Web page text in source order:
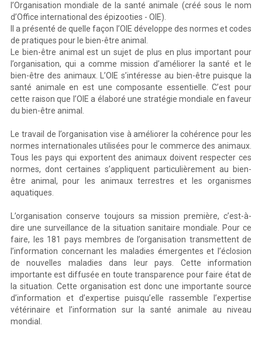
l’Organisation mondiale de la santé animale (créé sous le nom
d’Office international des épizooties - OIE).
Il a présenté de quelle façon l’OIE développe des normes et codes
de pratiques pour le bien-être animal.
Le bien-être animal est un sujet de plus en plus important pour
l’organisation, qui a comme mission d’améliorer la santé et le
bien-être des animaux. L’OIE s’intéresse au bien-être puisque la
santé animale en est une composante essentielle. C’est pour
cette raison que l’OIE a élaboré une stratégie mondiale en faveur
du bien-être animal.
Le travail de l’organisation vise à améliorer la cohérence pour les
normes internationales utilisées pour le commerce des animaux.
Tous les pays qui exportent des animaux doivent respecter ces
normes, dont certaines s’appliquent particulièrement au bien-
être animal, pour les animaux terrestres et les organismes
aquatiques.
L’organisation conserve toujours sa mission première, c’est-à-
dire une surveillance de la situation sanitaire mondiale. Pour ce
faire, les 181 pays membres de l’organisation transmettent de
l’information concernant les maladies émergentes et l’éclosion
de nouvelles maladies dans leur pays. Cette information
importante est diffusée en toute transparence pour faire état de
la situation. Cette organisation est donc une importante source
d’information et d’expertise puisqu’elle rassemble l’expertise
vétérinaire et l’information sur la santé animale au niveau
mondial.